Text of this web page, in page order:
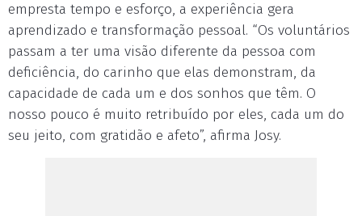
empresta tempo e esforço, a experiência gera
aprendizado e transformação pessoal. “Os voluntários
passam a ter uma visão diferente da pessoa com
deficiência, do carinho que elas demonstram, da
capacidade de cada um e dos sonhos que têm. O
nosso pouco é muito retribuído por eles, cada um do
seu jeito, com gratidão e afeto”, afirma Josy.